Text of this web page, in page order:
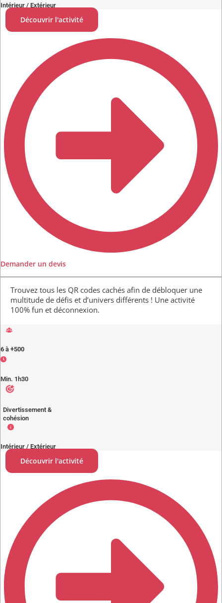
Intérieur / Extérieur
Découvrir l'activité
Demander un devis
Trouvez tous les QR codes cachés afin de débloquer une
multitude de défis et d’univers différents ! Une activité
100% fun et déconnexion.
6 à +500
Min. 1h30
Divertissement &
cohésion
Intérieur / Extérieur
Découvrir l'activité